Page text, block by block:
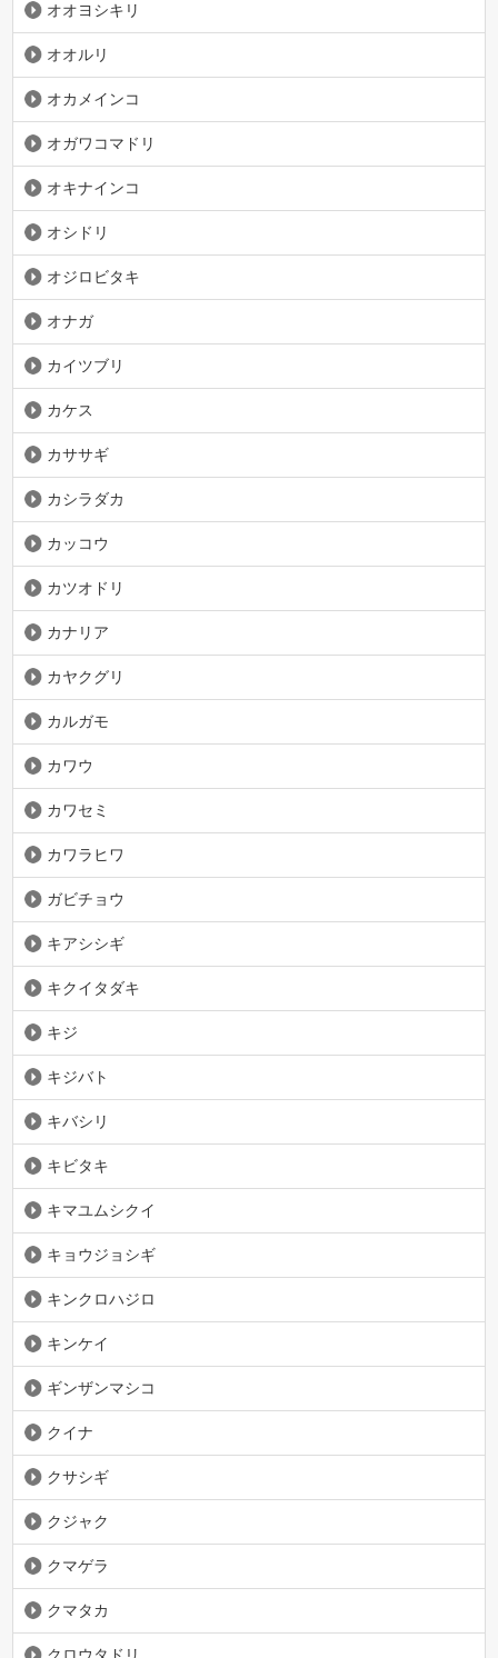
オオヨシキリ
オオルリ
オカメインコ
オガワコマドリ
オキナインコ
オシドリ
オジロビタキ
オナガ
カイツブリ
カケス
カササギ
カシラダカ
カッコウ
カツオドリ
カナリア
カヤクグリ
カルガモ
カワウ
カワセミ
カワラヒワ
ガビチョウ
キアシシギ
キクイタダキ
キジ
キジバト
キバシリ
キビタキ
キマユムシクイ
キョウジョシギ
キンクロハジロ
キンケイ
ギンザンマシコ
クイナ
クサシギ
クジャク
クマゲラ
クマタカ